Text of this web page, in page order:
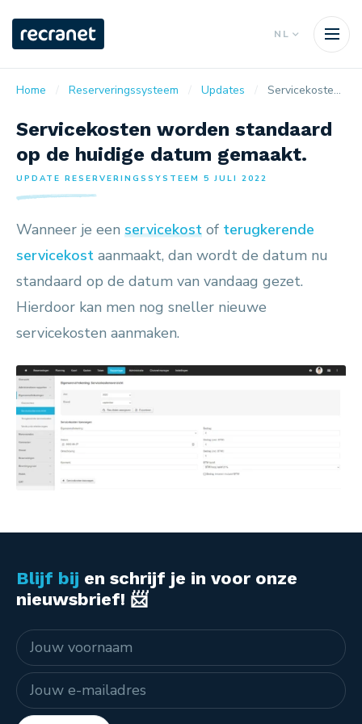
NL
Home Reserveringssysteem Updates Servicekosten worden standaard op de huidige datum gemaakt.
Servicekosten worden standaard
op de huidige datum gemaakt.
UPDATE RESERVERINGSSYSTEEM 5 JULI 2022
Wanneer je een servicekost of terugkerende
servicekost aanmaakt, dan wordt de datum nu
standaard op de datum van vandaag gezet.
Hierdoor kan men nog sneller nieuwe
servicekosten aanmaken.
Blijf bij en schrijf je in voor onze
nieuwsbrief! 📨
Naam
E-mailadres